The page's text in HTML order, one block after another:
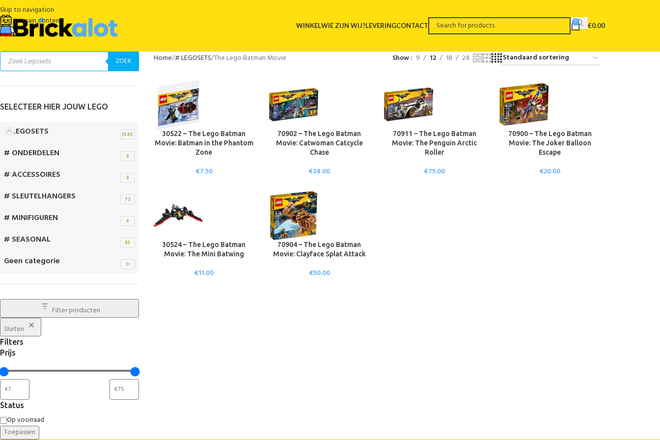
Skip to navigation
Skip to main content
WINKELWIE ZIJN WIJ?LEVERINGCONTACT 0 €0.00
ZOEK
SELECTEER HIER JOUW LEGO
# LEGOSETS 1545
# ONDERDELEN 0
# ACCESSOIRES 0
# SLEUTELHANGERS 72
# MINIFIGUREN 0
# SEASONAL 93
Geen categorie 0
Filter producten
Sluiten
Filters
Prijs
Status
Op voorraad
Toepassen
Home # LEGOSETS The Lego Batman Movie Show 9 12 18 24
30522 – The Lego Batman
Movie: Batman in the Phantom
Zone
€7.50
70902 – The Lego Batman
Movie: Catwoman Catcycle
Chase
€24.00
70911 – The Lego Batman
Movie: The Penguin Arctic
Roller
€75.00
70900 – The Lego Batman
Movie: The Joker Balloon
Escape
€20.00
30524 – The Lego Batman
Movie: The Mini Batwing
€11.00
70904 – The Lego Batman
Movie: Clayface Splat Attack
€50.00